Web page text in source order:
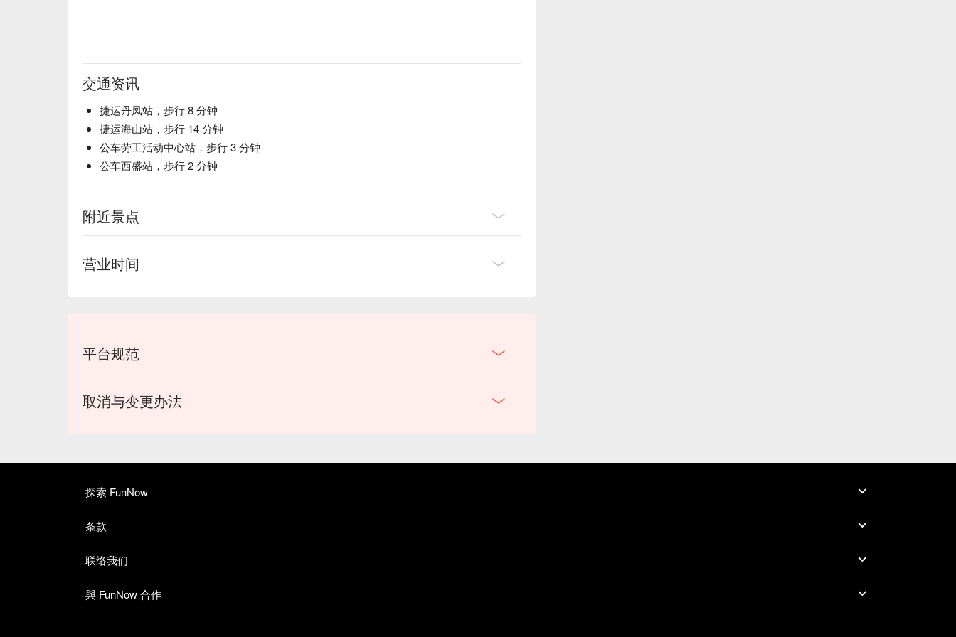
交通资讯
捷运丹凤站，步行 8 分钟
捷运海山站，步行 14 分钟
公车劳工活动中心站，步行 3 分钟
公车西盛站，步行 2 分钟
附近景点
营业时间
平台规范
取消与变更办法
探索 FunNow
条款
联络我们
與 FunNow 合作